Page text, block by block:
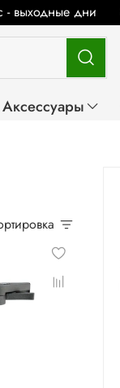
- выходные дни
Аксессуары